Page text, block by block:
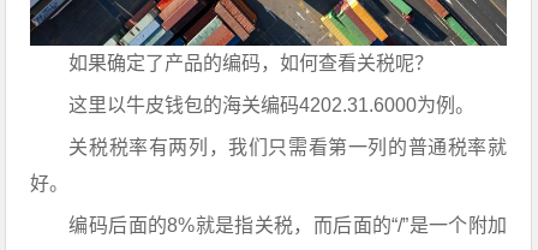
如果确定了产品的编码，如何查看关税呢？
这里以牛皮钱包的海关编码4202.31.6000为例。
关税税率有两列，我们只需看第一列的普通税率就
好。
编码后面的8%就是指关税，而后面的“/”是一个附加